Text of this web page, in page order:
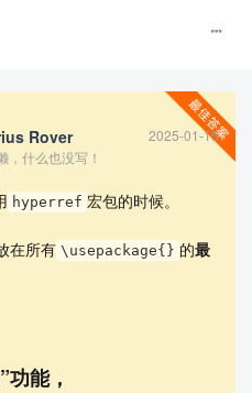
of all distributions of LaTeX
work is latexstudio.net.
% 当使用 CTeX 套
置
修改题号，队号的颜色和
改队号，参赛题号
Rover
2025-01-15
，什么也没写！
hyperref 宏包的时候。
在所有 \usepackage{} 的最
能，